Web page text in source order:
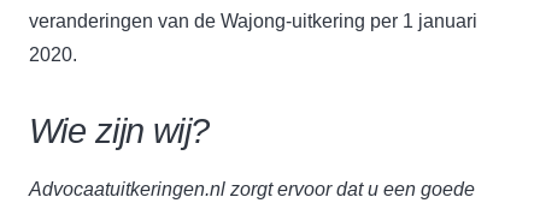
veranderingen van de Wajong-uitkering per 1 januari
2020.
Wie zijn wij?
Advocaatuitkeringen.nl zorgt ervoor dat u een goede